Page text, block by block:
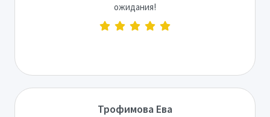
ожидания!
Трофимова Ева